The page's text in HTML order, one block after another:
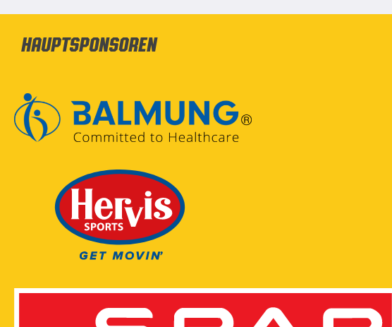
Hauptsponsoren